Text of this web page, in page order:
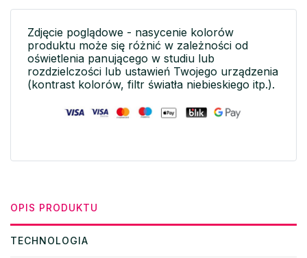
Zdjęcie poglądowe - nasycenie kolorów
produktu może się różnić w zależności od
oświetlenia panującego w studiu lub
rozdzielczości lub ustawień Twojego urządzenia
(kontrast kolorów, filtr światła niebieskiego itp.).
OPIS PRODUKTU
TECHNOLOGIA